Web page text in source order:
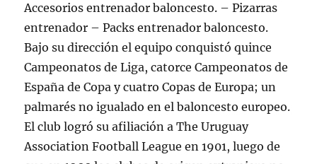
Accesorios entrenador baloncesto. – Pizarras
entrenador – Packs entrenador baloncesto.
Bajo su dirección el equipo conquistó quince
Campeonatos de Liga, catorce Campeonatos de
España de Copa y cuatro Copas de Europa; un
palmarés no igualado en el baloncesto europeo.
El club logró su afiliación a The Uruguay
Association Football League en 1901, luego de